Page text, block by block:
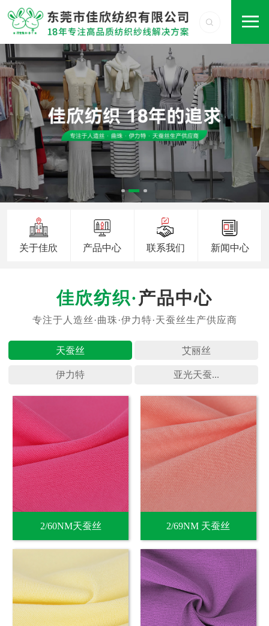
关于佳欣 产品中心 联系我们 新闻中心
产品中心
天蚕丝 艾丽丝
伊力特 亚光天蚕...
2/60NM天蚕丝 2/69NM 天蚕丝